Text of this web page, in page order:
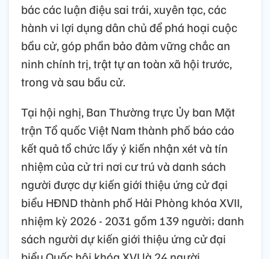
bác các luận điệu sai trái, xuyên tạc, các
hành vi lợi dụng dân chủ để phá hoại cuộc
bầu cử, góp phần bảo đảm vững chắc an
ninh chính trị, trật tự an toàn xã hội trước,
trong và sau bầu cử.
Tại hội nghị, Ban Thường trực Ủy ban Mặt
trận Tổ quốc Việt Nam thành phố báo cáo
kết quả tổ chức lấy ý kiến nhận xét và tín
nhiệm của cử tri nơi cư trú và danh sách
người được dự kiến giới thiệu ứng cử đại
biểu HĐND thành phố Hải Phòng khóa XVII,
nhiệm kỳ 2026 - 2031 gồm 139 người; danh
sách người dự kiến giới thiệu ứng cử đại